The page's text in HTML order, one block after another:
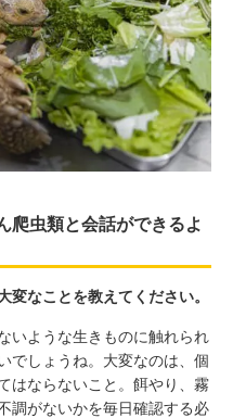
爬虫類と会話ができるよ
なことを教えてください。
いような生きものに触れられ
でしょうね。大変なのは、個
はならないこと。餌やり、霧
調がないかを毎日確認する必